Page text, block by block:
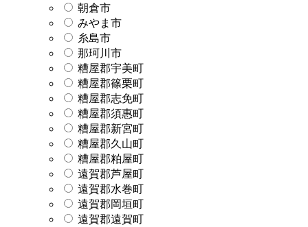
朝倉市
みやま市
糸島市
那珂川市
糟屋郡宇美町
糟屋郡篠栗町
糟屋郡志免町
糟屋郡須惠町
糟屋郡新宮町
糟屋郡久山町
糟屋郡粕屋町
遠賀郡芦屋町
遠賀郡水巻町
遠賀郡岡垣町
遠賀郡遠賀町